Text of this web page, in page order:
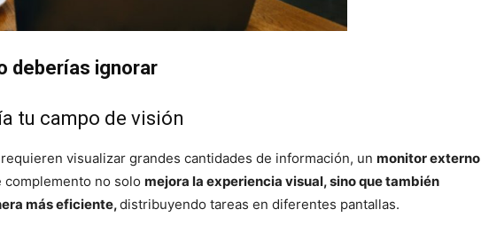
deberías ignorar
tu campo de visión
visualizar grandes cantidades de información, un monitor externo
no solo mejora la experiencia visual, sino que también
más eficiente,distribuyendo tareas en diferentes pantallas.